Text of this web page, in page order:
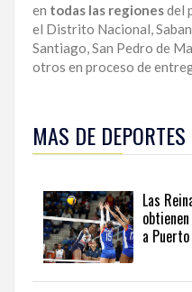
en todas las regionesdel
el Distrito Nacional,
Santiago, San Pedro de
otros en proceso de
día
con
principales
competiciones
atletas
del
país
MAS DE DEPORTES
Las
a